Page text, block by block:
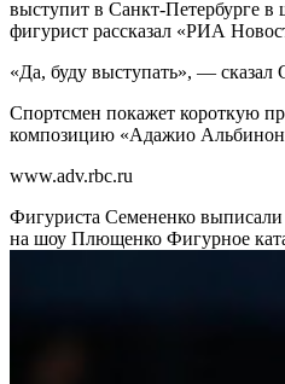
выступит в Санкт-Петербурге
фигурист рассказал «РИА
«Да, буду выступать», — сказал
Спортсмен покажет короткую
композицию «Адажио
www.adv.rbc.ru
Фигуриста Семененко
на шоу Плющенко Фигурное